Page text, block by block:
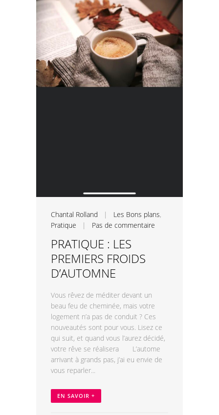
Chantal Rolland | Les Bons plans,
Pratique | Pas de commentaire
PRATIQUE : LES
PREMIERS FROIDS
D’AUTOMNE
Vous rêvez de méditer devant un
beau feu de cheminée, mais votre
logement n’a pas de conduit ? Ces
nouveautés sont pour vous. Lisez ce
qui suit, et quand vous l’aurez décidé,
votre rêve se réalisera L’autome
arrivant à grands pas, j’ai eu envie de
vous reparler...
EN SAVOIR +